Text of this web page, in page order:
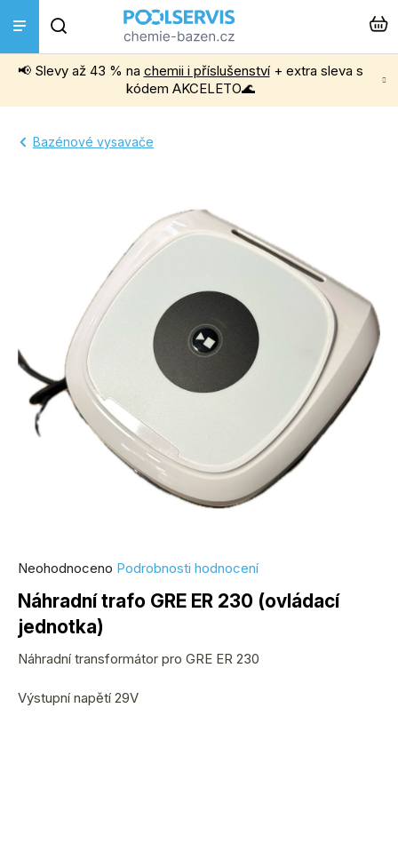
obsah
📢 Slevy až 43 % na chemii i příslušenství+ extra sleva s
kódem AKCELETO🌊
Bazénová chemie
Filtrace, čerpadla a úprava vody
Ohřev bazénu
Instalace a montáž
Vířivky a Sauny
Bazénové vysavače
Náhradní trafo GRE ER 230 (ovládací
jednotka)
Průměrné
hodnocení
produktu
je
0,0
5
Neohodnoceno Podrobnosti hodnocení
Náhradní transformátor pro GRE ER 230
Výstupní napětí 29V